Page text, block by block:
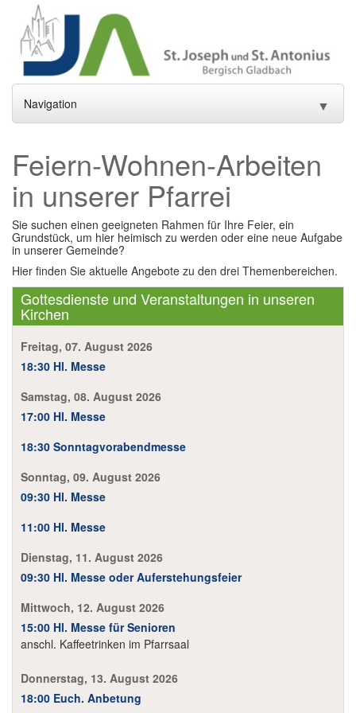
Navigation ▼
Aktuelles
Gottesdienste und Sakramente
Pfarrei ▼
Gremien ▼
Gemeindeleben
Einrichtungen
Links
Kontakt
Feiern-Wohnen-Arbeiten
in unserer Pfarrei
Sie suchen einen geeigneten Rahmen für Ihre Feier, ein
Grundstück, um hier heimisch zu werden oder eine neue Aufgabe
in unserer Gemeinde?
Hier finden Sie aktuelle Angebote zu den drei Themenbereichen.
Gottesdienste und Veranstaltungen in unseren
Kirchen
Freitag, 07. August 2026
18:30 Hl. Messe
Samstag, 08. August 2026
17:00 Hl. Messe
18:30 Sonntagvorabendmesse
Sonntag, 09. August 2026
09:30 Hl. Messe
11:00 Hl. Messe
Dienstag, 11. August 2026
09:30 Hl. Messe oder Auferstehungsfeier
Mittwoch, 12. August 2026
15:00 Hl. Messe für Senioren
anschl. Kaffeetrinken im Pfarrsaal
Donnerstag, 13. August 2026
18:00 Euch. Anbetung